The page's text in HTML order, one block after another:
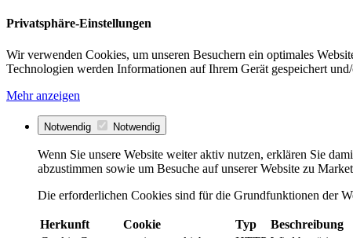
Privatsphäre-Einstellungen
Wir verwenden Cookies, um unseren Besuchern ein optimales
Technologien werden Informationen auf Ihrem Gerät gespeichert
Mehr anzeigen
Notwendig Notwendig
Wenn Sie unsere Website weiter aktiv nutzen, erklären Sie
abzustimmen sowie um Besuche auf unserer Website zu
Die erforderlichen Cookies sind für die Grundfunktionen der
Herkunft Cookie Typ Beschreibung